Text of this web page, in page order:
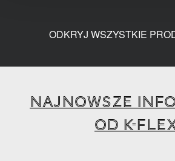
ODKRYJ WSZYSTKIE
Najnowsze
od K-